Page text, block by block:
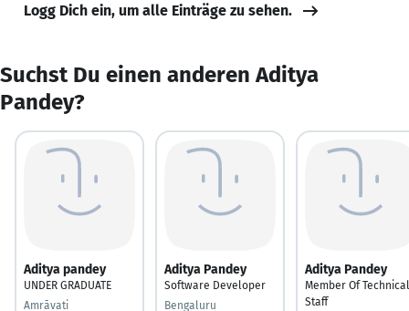
Logg Dich ein, um alle Einträge zu sehen.
Suchst Du einen anderen Aditya
Pandey?
Aditya pandey
UNDER GRADUATE
Amrāvati
Aditya Pandey
Software Developer
Bengaluru
Aditya Pandey
Member Of Technical
Staff